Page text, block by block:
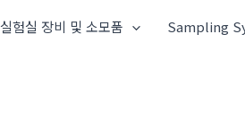
실험실 장비 및 소모품 Sampling